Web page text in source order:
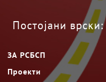
Постојани врски:
ЗА РСБСП
Проекти